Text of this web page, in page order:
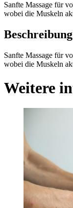
Sanfte Massage für
wobei die Muskeln
Beschreibung
Sanfte Massage für
wobei die Muskeln
Weitere